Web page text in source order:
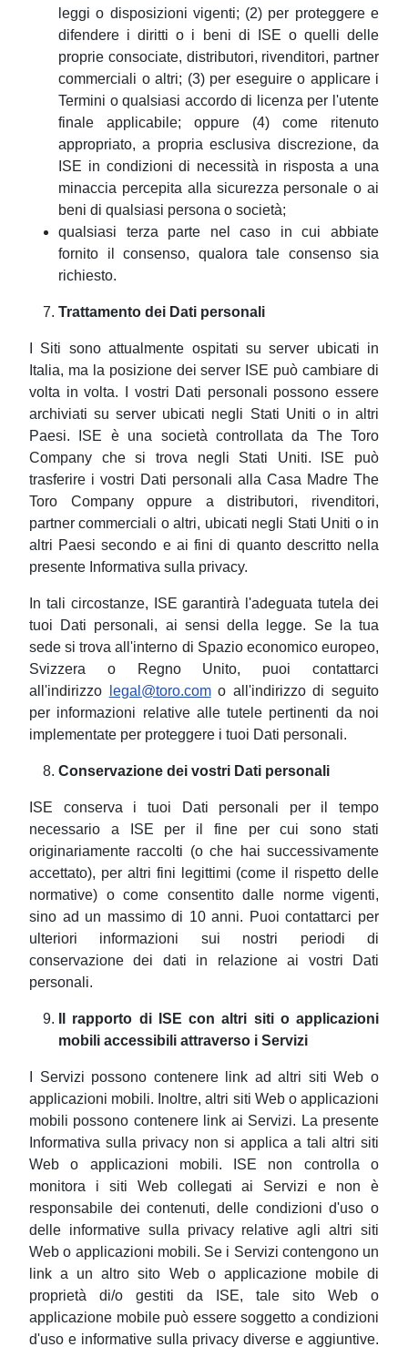
leggi o disposizioni vigenti; (2) per proteggere e
difendere i diritti o i beni di ISE o quelli delle
proprie consociate, distributori, rivenditori, partner
commerciali o altri; (3) per eseguire o applicare i
Termini o qualsiasi accordo di licenza per l'utente
finale applicabile; oppure (4) come ritenuto
appropriato, a propria esclusiva discrezione, da
ISE in condizioni di necessità in risposta a una
minaccia percepita alla sicurezza personale o ai
beni di qualsiasi persona o società;
qualsiasi terza parte nel caso in cui abbiate
fornito il consenso, qualora tale consenso sia
richiesto.
Trattamento dei Dati personali
I Siti sono attualmente ospitati su server ubicati in
Italia, ma la posizione dei server ISE può cambiare di
volta in volta. I vostri Dati personali possono essere
archiviati su server ubicati negli Stati Uniti o in altri
Paesi. ISE è una società controllata da The Toro
Company che si trova negli Stati Uniti. ISE può
trasferire i vostri Dati personali alla Casa Madre The
Toro Company oppure a distributori, rivenditori,
partner commerciali o altri, ubicati negli Stati Uniti o in
altri Paesi secondo e ai fini di quanto descritto nella
presente Informativa sulla privacy.
In tali circostanze, ISE garantirà l'adeguata tutela dei
tuoi Dati personali, ai sensi della legge. Se la tua
sede si trova all'interno di Spazio economico europeo,
Svizzera o Regno Unito, puoi contattarci
all'indirizzo
legal@toro.como all'indirizzo di seguito
per informazioni relative alle tutele pertinenti da noi
implementate per proteggere i tuoi Dati personali.
Conservazione dei vostri Dati personali
ISE conserva i tuoi Dati personali per il tempo
necessario a ISE per il fine per cui sono stati
originariamente raccolti (o che hai successivamente
accettato), per altri fini legittimi (come il rispetto delle
normative) o come consentito dalle norme vigenti,
sino ad un massimo di 10 anni. Puoi contattarci per
ulteriori informazioni sui nostri periodi di
conservazione dei dati in relazione ai vostri Dati
personali.
Il rapporto di ISE con altri siti o applicazioni
mobili accessibili attraverso i Servizi
I Servizi possono contenere link ad altri siti Web o
applicazioni mobili. Inoltre, altri siti Web o applicazioni
mobili possono contenere link ai Servizi. La presente
Informativa sulla privacy non si applica a tali altri siti
Web o applicazioni mobili. ISE non controlla o
monitora i siti Web collegati ai Servizi e non è
responsabile dei contenuti, delle condizioni d'uso o
delle informative sulla privacy relative agli altri siti
Web o applicazioni mobili. Se i Servizi contengono un
link a un altro sito Web o applicazione mobile di
proprietà di/o gestiti da ISE, tale sito Web o
applicazione mobile può essere soggetto a condizioni
d'uso e informative sulla privacy diverse e aggiuntive.